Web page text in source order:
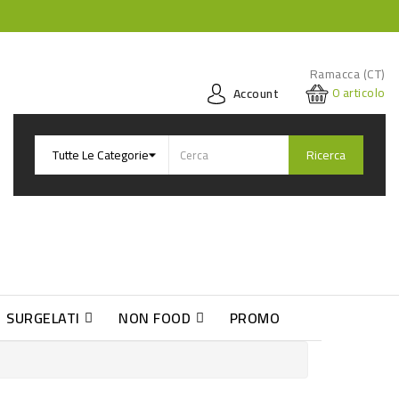
Ramacca (CT)
Account
0articolo
Ricerca
SURGELATI NON FOOD PROMO